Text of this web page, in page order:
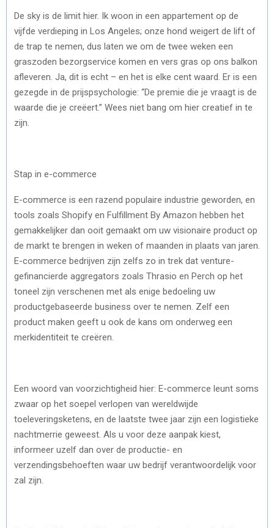
De sky is de limit hier. Ik woon in een appartement op de
vijfde verdieping in Los Angeles; onze hond weigert de lift of
de trap te nemen, dus laten we om de twee weken een
graszoden bezorgservice komen en vers gras op ons balkon
afleveren. Ja, dit is echt – en het is elke cent waard. Er is een
gezegde in de prijspsychologie: “De premie die je vraagt is de
waarde die je creëert.” Wees niet bang om hier creatief in te
zijn.
Stap in e-commerce
E-commerce is een razend populaire industrie geworden, en
tools zoals Shopify en Fulfillment By Amazon hebben het
gemakkelijker dan ooit gemaakt om uw visionaire product op
de markt te brengen in weken of maanden in plaats van jaren.
E-commerce bedrijven zijn zelfs zo in trek dat venture-
gefinancierde aggregators zoals Thrasio en Perch op het
toneel zijn verschenen met als enige bedoeling uw
productgebaseerde business over te nemen. Zelf een
product maken geeft u ook de kans om onderweg een
merkidentiteit te creëren.
Een woord van voorzichtigheid hier: E-commerce leunt soms
zwaar op het soepel verlopen van wereldwijde
toeleveringsketens, en de laatste twee jaar zijn een logistieke
nachtmerrie geweest. Als u voor deze aanpak kiest,
informeer uzelf dan over de productie- en
verzendingsbehoeften waar uw bedrijf verantwoordelijk voor
zal zijn.